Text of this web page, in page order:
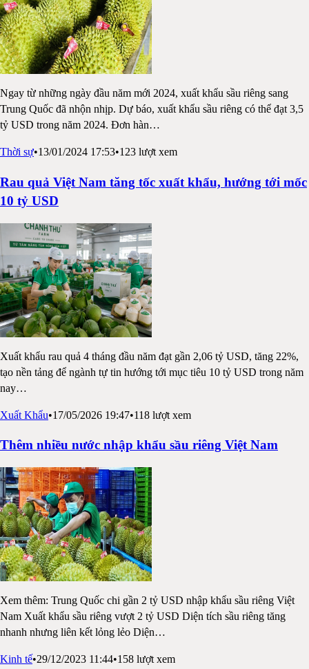
Ngay từ những ngày đầu năm mới 2024, xuất khẩu sầu riêng sang
Trung Quốc đã nhộn nhịp. Dự báo, xuất khẩu sầu riêng có thể đạt 3,5
tỷ USD trong năm 2024. Đơn hàn…
Thời sự•13/01/2024 17:53•123 lượt xem
Rau quả Việt Nam tăng tốc xuất khẩu, hướng tới mốc
10 tỷ USD
Xuất khẩu rau quả 4 tháng đầu năm đạt gần 2,06 tỷ USD, tăng 22%,
tạo nền tảng để ngành tự tin hướng tới mục tiêu 10 tỷ USD trong năm
nay…
Xuất Khẩu•17/05/2026 19:47•118 lượt xem
Thêm nhiều nước nhập khẩu sầu riêng Việt Nam
Xem thêm: Trung Quốc chi gần 2 tỷ USD nhập khẩu sầu riêng Việt
Nam Xuất khẩu sầu riêng vượt 2 tỷ USD Diện tích sầu riêng tăng
nhanh nhưng liên kết lỏng lẻo Diện…
Kinh tế•29/12/2023 11:44•158 lượt xem